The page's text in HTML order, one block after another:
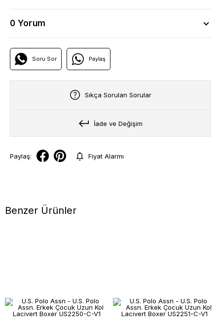
0 Yorum
Soru Sor Paylaş
Sıkça Sorulan Sorular
İade ve Değişim
Paylaş: Fiyat Alarmı
Benzer Ürünler